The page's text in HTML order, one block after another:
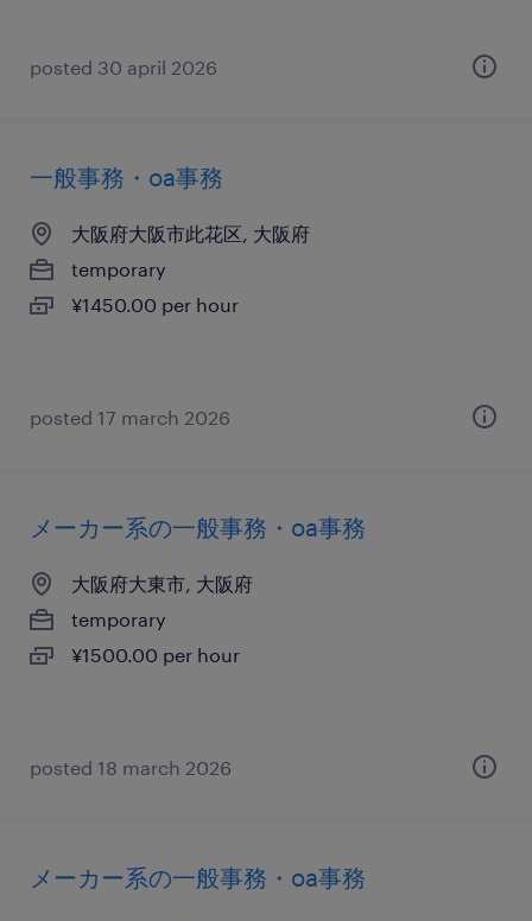
posted 30 april 2026
一般事務・oa事務
大阪府大阪市此花区, 大阪府
temporary
¥1450.00 per hour
posted 17 march 2026
メーカー系の一般事務・oa事務
大阪府大東市, 大阪府
temporary
¥1500.00 per hour
posted 18 march 2026
メーカー系の一般事務・oa事務